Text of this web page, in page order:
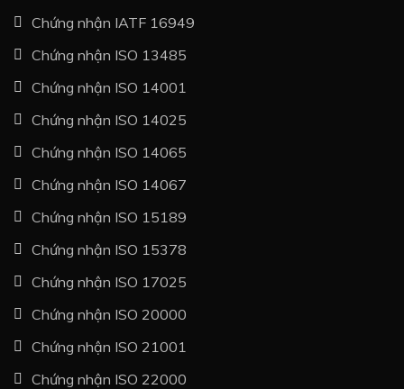
Chứng nhận IATF 16949
Chứng nhận ISO 13485
Chứng nhận ISO 14001
Chứng nhận ISO 14025
Chứng nhận ISO 14065
Chứng nhận ISO 14067
Chứng nhận ISO 15189
Chứng nhận ISO 15378
Chứng nhận ISO 17025
Chứng nhận ISO 20000
Chứng nhận ISO 21001
Chứng nhận ISO 22000